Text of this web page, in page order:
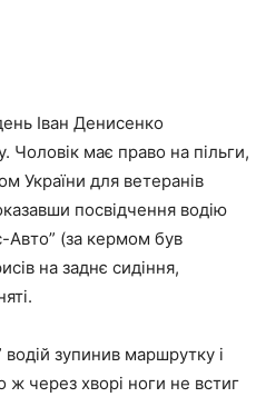
Іван Денисенко
Чоловік має право на пільги,
України для ветеранів
посвідчення водію
(за кермом був
на заднє сидіння,
зупинив маршрутку і
ж через хворі ноги не встиг